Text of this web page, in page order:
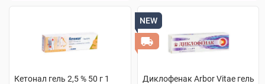
Кетонал гель 2,5 % 50 г 1
NEW
Диклофенак Arbor Vitae гель